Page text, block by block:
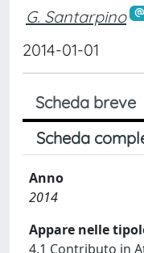
G. Santarpino
2014-01-01
Scheda breve
Scheda
Anno
2014
Appare nelle
4.1 Contributo in